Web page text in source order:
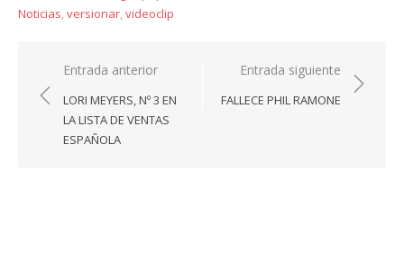
Noticias,versionar,videoclip
Navegación
de
entradas
Entrada anterior
LORI MEYERS, Nº 3 EN
LA LISTA DE VENTAS
ESPAÑOLA
Entrada siguiente
FALLECE PHIL RAMONE